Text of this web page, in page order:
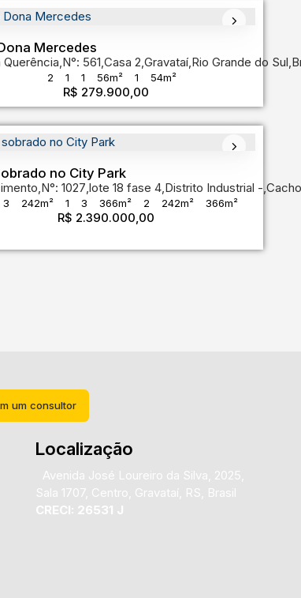
,Brasil
Mercedes
R$ 279.900,00
Querência,N°: 561,Casa 2,Gravataí,Rio Grande do Sul,
2 1 1 56m² 1 54m²
no City Park
R$ 2.390.000,00
,N°: 1027,lote 18 fase 4,Distrito Industrial ,
3 242m² 1 3 366m² 2 242m² 366m²
um consultor
Localização
Avenida José Loureiro da Silva, 2025,
Sala 1707, Centro, Gravataí, RS, Brasil
CRECI: 26531 J